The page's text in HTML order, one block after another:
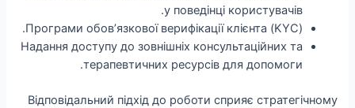
у поведінці користувачів.
Програми обов’язкової верифікації клієнта (KYC).
Надання доступу до зовнішніх консультаційних та
терапевтичних ресурсів для допомоги.
Відповідальний підхід до роботи сприяє стратегічному